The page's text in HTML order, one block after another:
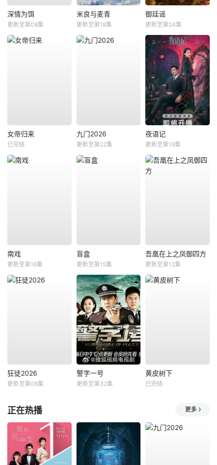
深情为饵
更新至第08集
米良与麦青
更新至第18集
御廷谣
更新至第24集
女帝归来
已完结
九门2026
更新至第22集
夜语记
更新至第19集
南戏
更新至第16集
盲盒
更新至第15集
吾凰在上之凤御四方
更新至第12集
狂徒2026
更新至第06集
警字一号
更新至第32集
黄皮树下
已完结
正在热播 更多